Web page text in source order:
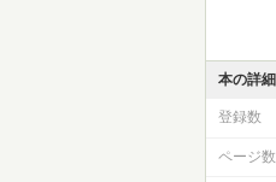
本の詳細
登録数
ページ数